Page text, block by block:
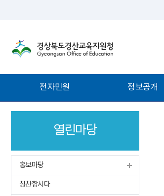
뉴
전자민원 정보공개
열린마당
홍보마당
칭찬합시다